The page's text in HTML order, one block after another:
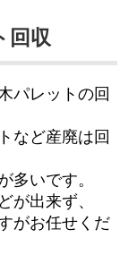
回収
パレットの回
など産廃は回
多いです。
が出来ず、
がお任せくだ